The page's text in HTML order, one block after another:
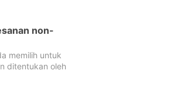
non-
memilih untuk
ditentukan oleh